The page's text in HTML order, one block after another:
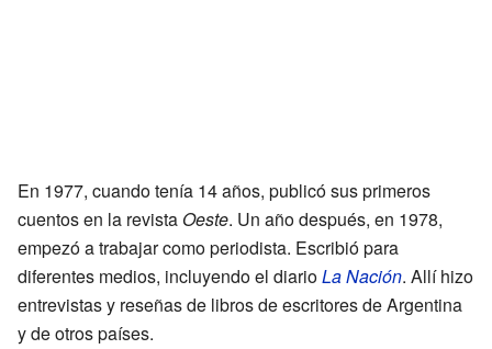
En 1977, cuando tenía 14 años, publicó sus primeros
cuentos en la revista Oeste. Un año después, en 1978,
empezó a trabajar como periodista. Escribió para
diferentes medios, incluyendo el diarioLa Nación. Allí hizo
entrevistas y reseñas de libros de escritores de Argentina
y de otros países.